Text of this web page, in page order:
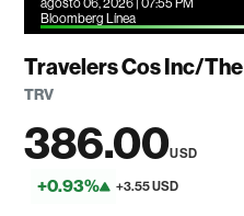
agosto 06, 2026 | 07:55 PM
Bloomberg Línea
Travelers Cos Inc/The
TRV
386.00USD
+0.93% +3.55 USD